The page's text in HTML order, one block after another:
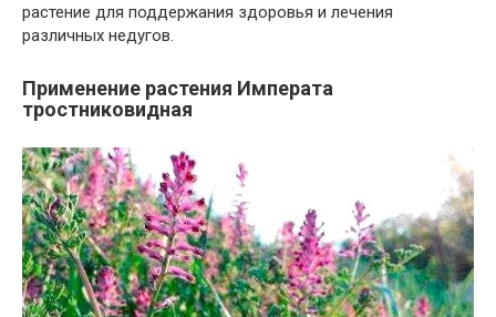
растение для поддержания здоровья и лечения
различных недугов.
Применение растения Императа
тростниковидная